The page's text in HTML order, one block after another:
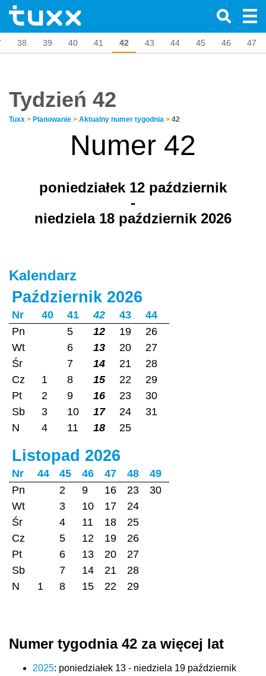
38 39 40 41 42 43 44 45 46 47
Tydzień 42
Tuxx > Planowanie > Aktualny numer tygodnia > 42
Numer 42
poniedziałek 12 październik
-
niedziela 18 październik 2026
Kalendarz
Październik 2026
Nr 40 41 42 43
44
Pn
5 12 19
26
Wt
6 13 20
27
Śr
7 14 21
28
Cz
1 8 15 22
29
Pt
2 9 16 23
30
Sb
3 10 17 24
31
N
4 11 18 25
Listopad 2026
Nr 44 45 46 47 48
49
Pn
2 9 16 23
30
Wt
3 10 17
24
Śr
4 11 18
25
Cz
5 12 19
26
Pt
6 13 20
27
Sb
7 14 21
28
N
1 8 15 22 29
Numer tygodnia 42 za więcej lat
2025: poniedziałek 13 - niedziela 19 październik